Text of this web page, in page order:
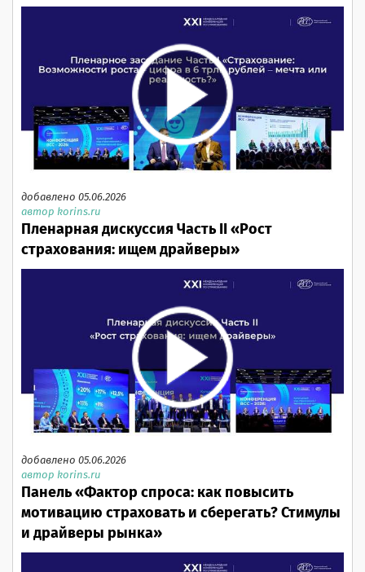
добавлено 05.06.2026
автор korins.ru
Пленарная дискуссия Часть II «Рост
страхования: ищем драйверы»
добавлено 05.06.2026
автор korins.ru
Панель «Фактор спроса: как повысить
мотивацию страховать и сберегать? Стимулы
и драйверы рынка»